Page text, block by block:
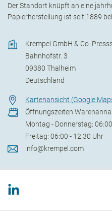
Der Standort knüpft an eine
Papierherstellung ist seit 1889
Krempel GmbH & Co.
Bahnhofstr. 3
09380 Thalheim
Deutschland
Kartenansicht (Google
Öffnungszeiten
Montag - Donnerstag:
Freitag: 06:00 - 12:30 Uhr
info@krempel.com